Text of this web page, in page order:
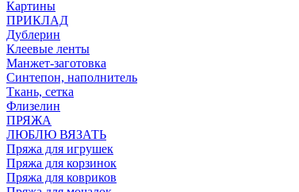
Картины
ПРИКЛАД
Дублерин
Клеевые ленты
Манжет-заготовка
Синтепон, наполнитель
Ткань, сетка
Флизелин
ПРЯЖА
ЛЮБЛЮ ВЯЗАТЬ
Пряжа для игрушек
Пряжа для корзинок
Пряжа для ковриков